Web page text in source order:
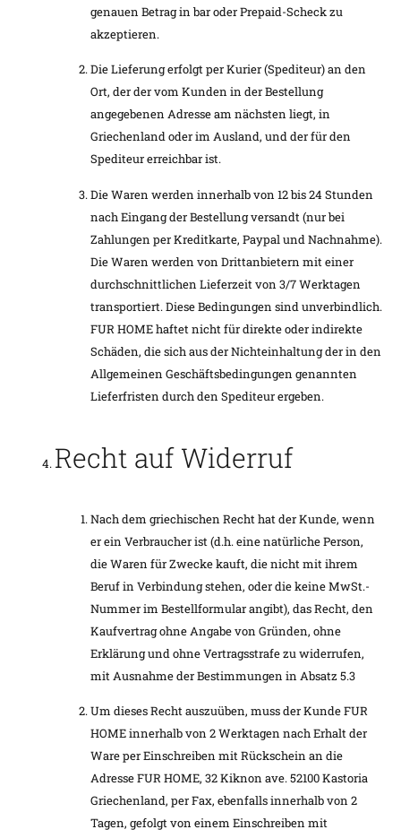
genauen Betrag in bar oder Prepaid-Scheck zu
akzeptieren.
Die Lieferung erfolgt per Kurier (Spediteur) an den
Ort, der der vom Kunden in der Bestellung
angegebenen Adresse am nächsten liegt, in
Griechenland oder im Ausland, und der für den
Spediteur erreichbar ist.
Die Waren werden innerhalb von 12 bis 24 Stunden
nach Eingang der Bestellung versandt (nur bei
Zahlungen per Kreditkarte, Paypal und Nachnahme).
Die Waren werden von Drittanbietern mit einer
durchschnittlichen Lieferzeit von 3/7 Werktagen
transportiert. Diese Bedingungen sind unverbindlich.
FUR HOME haftet nicht für direkte oder indirekte
Schäden, die sich aus der Nichteinhaltung der in den
Allgemeinen Geschäftsbedingungen genannten
Lieferfristen durch den Spediteur ergeben.
Recht auf Widerruf
Nach dem griechischen Recht hat der Kunde, wenn
er ein Verbraucher ist (d.h. eine natürliche Person,
die Waren für Zwecke kauft, die nicht mit ihrem
Beruf in Verbindung stehen, oder die keine MwSt.-
Nummer im Bestellformular angibt), das Recht, den
Kaufvertrag ohne Angabe von Gründen, ohne
Erklärung und ohne Vertragsstrafe zu widerrufen,
mit Ausnahme der Bestimmungen in Absatz 5.3
Um dieses Recht auszuüben, muss der Kunde FUR
HOME innerhalb von 2 Werktagen nach Erhalt der
Ware per Einschreiben mit Rückschein an die
Adresse FUR HOME, 32 Kiknon ave. 52100 Kastoria
Griechenland, per Fax, ebenfalls innerhalb von 2
Tagen, gefolgt von einem Einschreiben mit